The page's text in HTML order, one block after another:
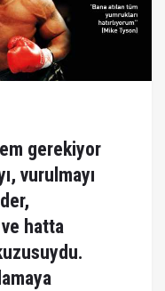
gerekiyor
vurulmayı
hatta